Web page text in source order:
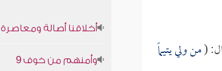
(من ولي يتيماً
أخلاقنا أصالة ومعاصرة
وأمنهم من خوف 9